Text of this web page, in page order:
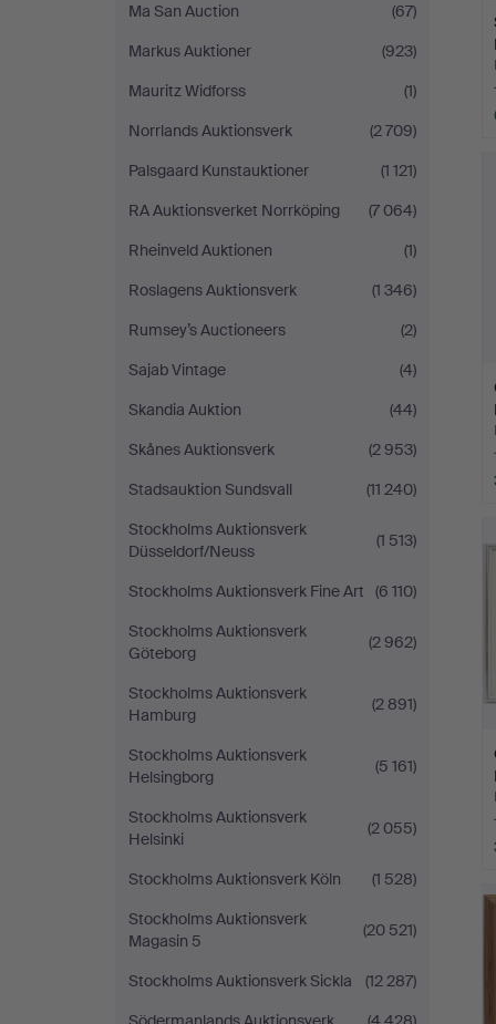
Ma San Auction
(67)
Markus Auktioner
(923)
Mauritz Widforss
(1)
Norrlands Auktionsverk
(2 709)
Palsgaard Kunstauktioner
(1 121)
RA Auktionsverket Norrköping
(7 064)
Rheinveld Auktionen
(1)
Roslagens Auktionsverk
(1 346)
Rumsey’s Auctioneers
(2)
Sajab Vintage
(4)
Skandia Auktion
(44)
Skånes Auktionsverk
(2 953)
Stadsauktion Sundsvall
(11 240)
Stockholms Auktionsverk
Düsseldorf/Neuss
(1 513)
Stockholms Auktionsverk Fine Art
(6 110)
Stockholms Auktionsverk
Göteborg
(2 962)
Stockholms Auktionsverk
Hamburg
(2 891)
Stockholms Auktionsverk
Helsingborg
(5 161)
Stockholms Auktionsverk
Helsinki
(2 055)
Stockholms Auktionsverk Köln
(1 528)
Stockholms Auktionsverk
Magasin 5
(20 521)
Stockholms Auktionsverk Sickla
(12 287)